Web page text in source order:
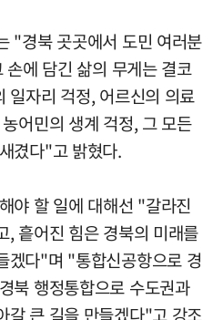
"경북 곳곳에서 도민 여러분
에 담긴 삶의 무게는 결코
자리 걱정, 어르신의 의료
어민의 생계 걱정, 그 모든
겼다"고 밝혔다.
야 할 일에 대해선 "갈라진
, 흩어진 힘은 경북의 미래를
겠다"며 "통합신공항으로 경
북 행정통합으로 수도권과
갈 큰 길을 만들겠다"고 강조